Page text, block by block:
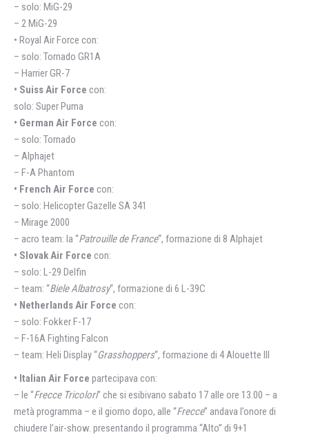
– solo: MiG-29
– 2 MiG-29
• Royal Air Force con:
– solo: Tornado GR1A
– Harrier GR-7
• Suiss Air Force con:
solo: Super Puma
• German Air Force con:
– solo: Tornado
– Alphajet
– F-A Phantom
• French Air Force con:
– solo: Helicopter Gazelle SA 341
– Mirage 2000
– acro team: la “Patrouille de France“, formazione di 8 Alphajet
• Slovak Air Force con:
– solo: L-29 Delfin
– team: “Biele Albatrosy“, formazione di 6 L-39C
• Netherlands Air Force con:
– solo: Fokker F-17
– F-16A Fighting Falcon
– team: Heli Display “Grasshoppers“, formazione di 4 Alouette III
• Italian Air Force partecipava con:
– le “Frecce Tricolori” che si esibivano sabato 17 alle ore 13.00 – a
metà programma – e il giorno dopo, alle “Frecce” andava l’onore di
chiudere l’air-show. presentando il programma “Alto” di 9+1